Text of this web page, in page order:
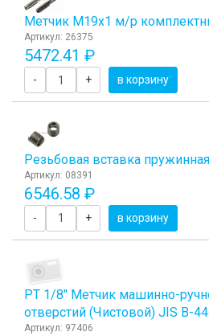
Метчик М19x1 м/р
Артикул: 26375
5472.41 ₽
- + в корзину
Резьбовая вставка
Артикул: 08391
6546.58 ₽
- + в корзину
PT 1/8" Метчик машинно-
отверстий (Чистовой) JIS B-
Артикул: 97406